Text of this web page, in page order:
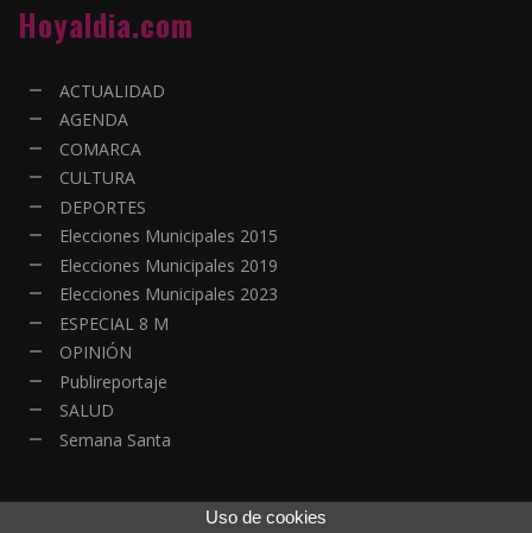
Hoyaldia.com
ACTUALIDAD
AGENDA
COMARCA
CULTURA
DEPORTES
Elecciones Municipales 2015
Elecciones Municipales 2019
Elecciones Municipales 2023
ESPECIAL 8 M
OPINIÓN
Publireportaje
SALUD
Semana Santa
Uso de cookies